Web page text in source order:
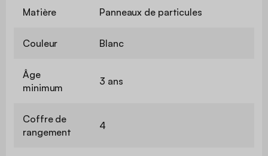
Matière Panneaux de particules
Couleur Blanc
Âge
minimum
3 ans
Coffre de
rangement
4